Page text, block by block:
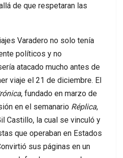
de que respetaran las
Varadero no solo tenía
políticos y no
atacado mucho antes de
viaje el 21 de diciembre. El
, fundado en marzo de
en el semanario Réplica,
Castillo, la cual se vinculó y
que operaban en Estados
sus páginas en un